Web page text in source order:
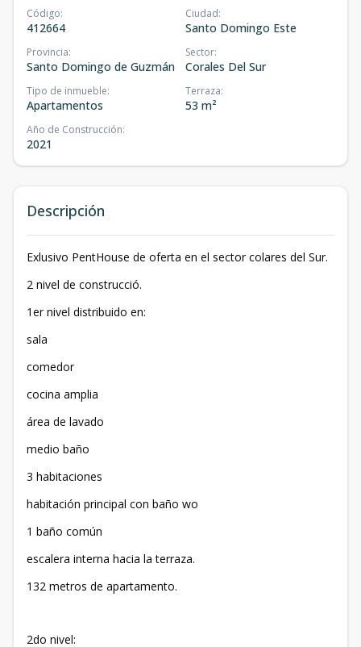
Código:
412664
Ciudad:
Santo Domingo Este
Provincia:
Santo Domingo de Guzmán
Sector:
Corales Del Sur
Tipo de inmueble:
Apartamentos
Terraza:
53 m²
Año de Construcción:
2021
Descripción
Exlusivo PentHouse de oferta en el sector colares del Sur.
2 nivel de construcció.
1er nivel distribuido en:
sala
comedor
cocina amplia
área de lavado
medio baño
3 habitaciones
habitación principal con baño wo
1 baño común
escalera interna hacia la terraza.
132 metros de apartamento.
2do nivel: